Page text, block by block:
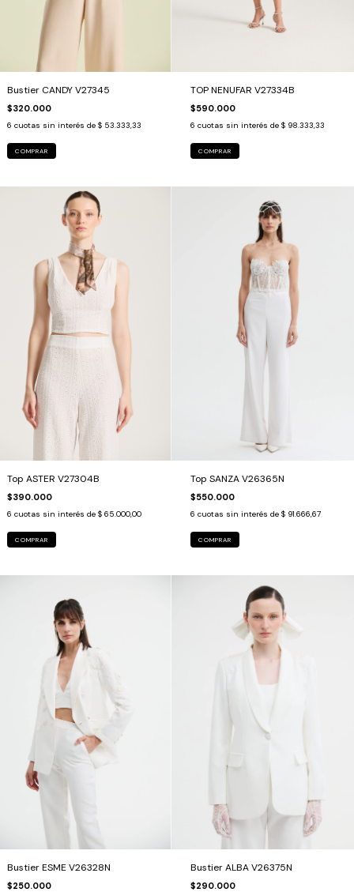
Bustier CANDY V27345
$320.000
6 cuotas sin interés de $ 53.333,33
COMPRAR
TOP NENUFAR V27334B
$590.000
6 cuotas sin interés de $ 98.333,33
COMPRAR
Top ASTER V27304B
$390.000
6 cuotas sin interés de $ 65.000,00
COMPRAR
Top SANZA V26365N
$550.000
6 cuotas sin interés de $ 91.666,67
COMPRAR
Bustier ESME V26328N
$250.000
Bustier ALBA V26375N
$290.000